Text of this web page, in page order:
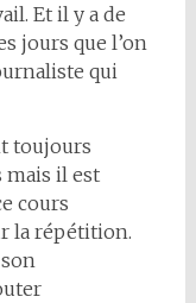
Et il y a de
jours que l’on
qui
toujours
mais il est
cours
la répétition.